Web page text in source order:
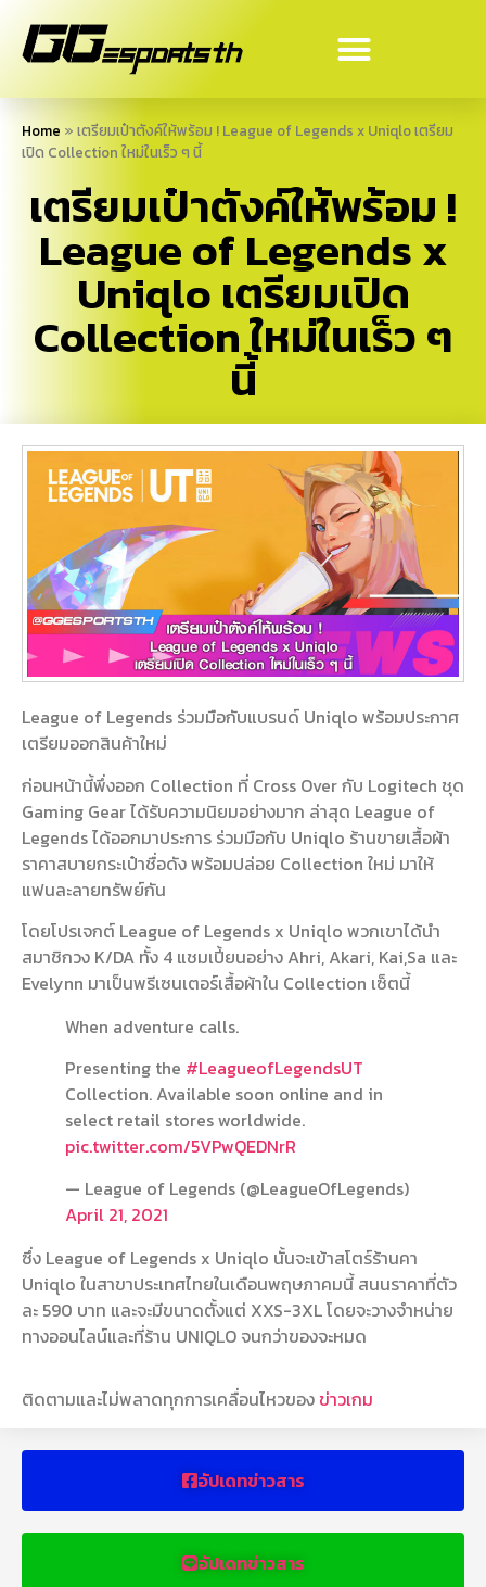
Home » เตรียมเป๋าตังค์ให้พร้อม ! League of Legends x Uniqlo เตรียม
เปิด Collection ใหม่ในเร็ว ๆ นี้
เตรียมเป๋าตังค์ให้พร้อม !
League of Legends x
Uniqlo เตรียมเปิด
Collection ใหม่ในเร็ว ๆ
นี้
League of Legends ร่วมมือกับแบรนด์ Uniqlo พร้อมประกาศ
เตรียมออกสินค้าใหม่
ก่อนหน้านี้พึ่งออก Collection ที่ Cross Over กับ Logitech ชุด
Gaming Gear ได้รับความนิยมอย่างมาก ล่าสุด League of
Legends ได้ออกมาประการ ร่วมมือกับ Uniqlo ร้านขายเสื้อผ้า
ราคาสบายกระเป๋าชื่อดัง พร้อมปล่อย Collection ใหม่ มาให้
แฟนละลายทรัพย์กัน
โดยโปรเจกต์ League of Legends x Uniqlo พวกเขาได้นำ
สมาชิกวง K/DA ทั้ง 4 แชมเปี้ยนอย่าง Ahri, Akari, Kai,Sa และ
Evelynn มาเป็นพรีเซนเตอร์เสื้อผ้าใน Collection เซ็ตนี้
When adventure calls.
Presenting the #LeagueofLegendsUT
Collection. Available soon online and in
select retail stores worldwide.
pic.twitter.com/5VPwQEDNrR
— League of Legends (@LeagueOfLegends)
April 21, 2021
ซึ่ง League of Legends x Uniqlo นั้นจะเข้าสโตร์ร้านคา
Uniqlo ในสาขาประเทศไทยในเดือนพฤษภาคมนี้ สนนราคาที่ตัว
ละ 590 บาท และจะมีขนาดตั้งแต่ XXS-3XL โดยจะวางจำหน่าย
ทางออนไลน์และที่ร้าน UNIQLO จนกว่าของจะหมด
ติดตามและไม่พลาดทุกการเคลื่อนไหวของ ข่าวเกม
อัปเดทข่าวสาร
อัปเดทข่าวสาร